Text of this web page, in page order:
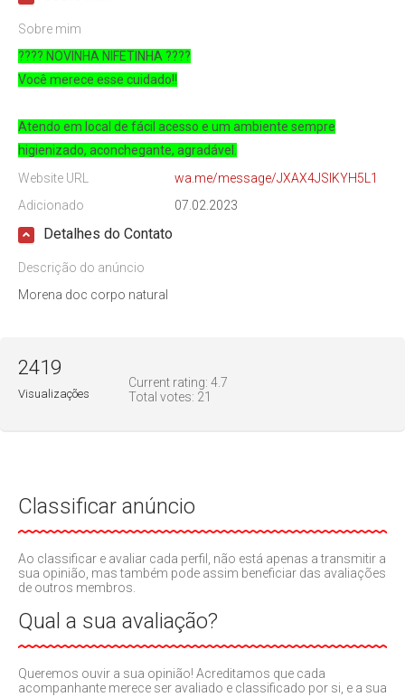
Sobre mim
???? NOVINHA NIFETINHA ????
Você merece esse cuidado!!
Atendo em local de fácil acesso e um ambiente sempre
higienizado, aconchegante, agradável.
Website URL
wa.me/message/JXAX4JSIKYH5L1
Adicionado
07.02.2023
Detalhes do Contato
Descrição do anúncio
Morena doc corpo natural
Current rating: 4.7
Total votes: 21
2419
Visualizações
Classificar anúncio
Ao classificar e avaliar cada perfil, não está apenas a transmitir a
sua opinião, mas também pode assim beneficiar das avaliações
de outros membros.
Qual a sua avaliação?
Queremos ouvir a sua opinião! Acreditamos que cada
acompanhante merece ser avaliado e classificado por si, e a sua